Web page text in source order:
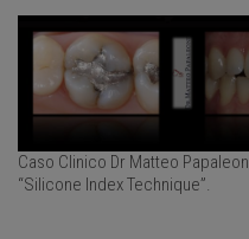
Caso Clinico Dr Matteo
“Silicone Index Technique”.